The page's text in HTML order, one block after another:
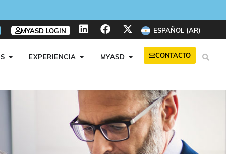
MYASD LOGIN ESPAÑOL (AR)
EXPERIENCIA MYASD CONTACTO